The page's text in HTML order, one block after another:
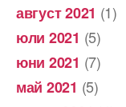
август 2021 (1)
юли 2021 (5)
юни 2021 (7)
май 2021 (5)